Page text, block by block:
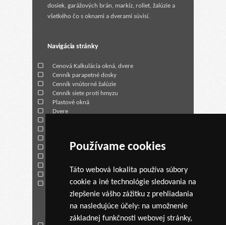
Používame cookies
Táto webová lokalita používa súbory
cookie a iné technológie sledovania na
zlepšenie vášho zážitku z prehliadania
na nasledujúce účely: na umožnenie
základnej funkčnosti webovej stránky,
dosiek, garážových brán, markíz, roliet, žalúzie a
všetkého čo s oknami a dverami súvisí.
Navigácia stránky
Cenová Kalkulácia okná, dvere
Cenník parapetné dosky
Cenník vnútorné žalúzie
Cenník siete proti hmyzu
Plastové okná
Dvere
Parapety
Kontakt